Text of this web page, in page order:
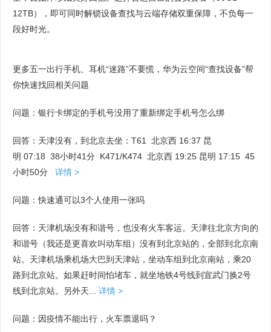
12TB），即可同时解锁设备查找与云端存储双重保障，不负每一
段好时光。
更多五一出行手机、耳机“迷路”不要慌，华为云空间“查找设备”帮
你快速找回相关问题
问题：银行卡绑定的手机号没用了重新绑定手机号怎么绑
回答：天津没有，到北京去坐：T61 北京西 16:37 昆
明 07:18 38小时41分 K471/K474 北京西 19:25 昆明 17:15 45
小时50分
详情 >
问题：快速通可以3个人使用一张吗
回答：天津机场没有和谐号，也没有火车客运。天津往北京方向的
和谐号（我还是更喜欢叫动车组）没有到北京站的，全部到北京南
站。天津机场乘机场大巴到天津站，坐动车组到北京南站，乘20
路到北京站。如果赶时间怕堵车，就坐地铁4号线到宣武门换2号
线到北京站。另外天...
详情 >
问题：因疫情不能出行，火车票退吗？